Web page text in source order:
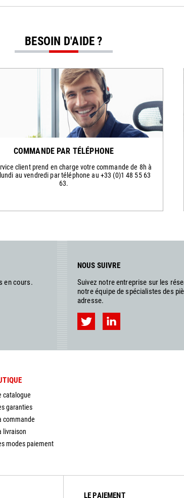
BESOIN D'AIDE ?
COMMANDE PAR TÉLÉPHONE
client prend en charge votre commande de 8h à
au vendredi par téléphone au +33 (0)1 48 55 63
63.
en cours.
NOUS SUIVRE
Suivez notre entreprise sur les
notre équipe de spécialistes des
adresse.
catalogue
garanties
commande
livraison
modes paiement
LE PAIEMENT